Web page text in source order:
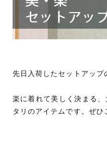
先日入荷したセットアップ
楽に着れて美しく決まる
タリのアイテムです。ぜひ